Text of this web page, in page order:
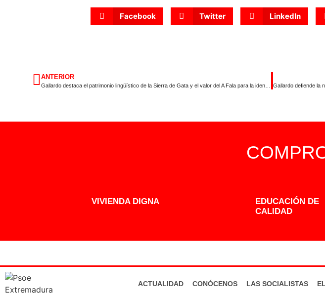
Facebook Twitter LinkedIn
ANTERIOR
VIVIENDA DIGNA
EDUCACIÓN DE
CALIDAD
ACTUALIDAD CONÓCENOS LAS SOCIALISTAS